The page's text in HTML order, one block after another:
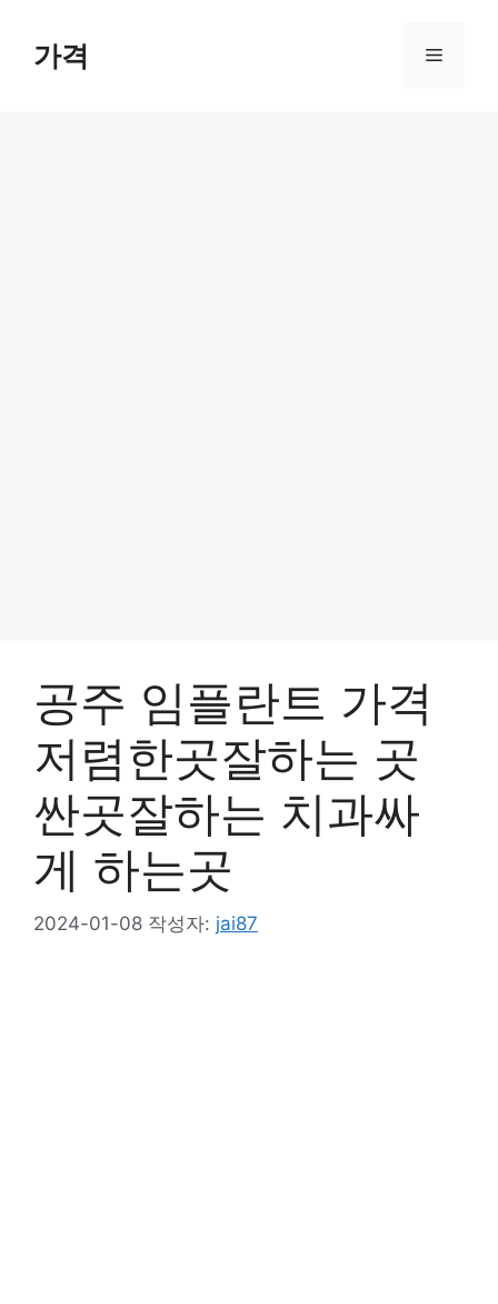
가격 메
공주 임플란트 가격
저렴한곳잘하는 곳
싼곳잘하는 치과싸
게 하는곳
2024-01-08 작성자: jai87